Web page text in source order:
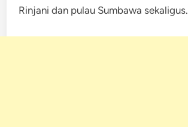
Rinjani dan pulau Sumbawa sekaligus.